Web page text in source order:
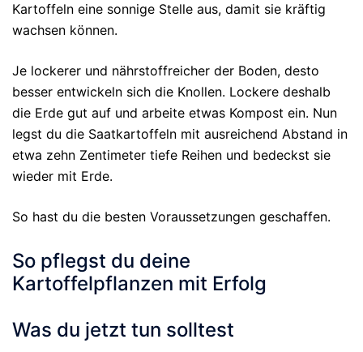
Kartoffeln eine sonnige Stelle aus, damit sie kräftig
wachsen können.
Je lockerer und nährstoffreicher der Boden, desto
besser entwickeln sich die Knollen. Lockere deshalb
die Erde gut auf und arbeite etwas Kompost ein. Nun
legst du die Saatkartoffeln mit ausreichend Abstand in
etwa zehn Zentimeter tiefe Reihen und bedeckst sie
wieder mit Erde.
So hast du die besten Voraussetzungen geschaffen.
So pflegst du deine
Kartoffelpflanzen mit Erfolg
Was du jetzt tun solltest